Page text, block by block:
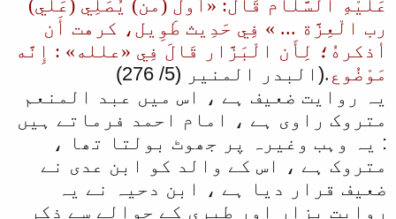
عَلَيْهِ السَّلَام قَالَ: «أول (من) يُصَلِّي (عَلّي)
رب الْعِزَّة ... » فِي حَدِيث طَوِيل، كرهت أَن
أذكرهُ؛ لِأَن الْبَزَّار قَالَ فِي «علله» : إِنَّه
مَوْضُوع.(البدر المنير (5/ 276)
یہ روایت ضعیف ہے ، اس میں عبد المنعم
متروک راوی ہے ، امام احمد فرماتے ہیں
: یہ وہب وغیرہ پر جھوٹ بولتا تھا ،
متروک ہے ، اس کے والد کو ابن عدی نے
ضعیف قرار دیا ہے ، ابن دحیہ نے یہ
روایت بزار اور طبری کے حوالے سے ذکر